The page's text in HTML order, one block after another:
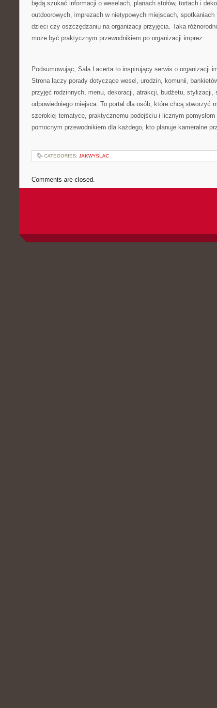
będą szukać informacji o weselach, planach stołów, tortach i
outdoorowych, imprezach w nietypowych miejscach,
dzieci czy oszczędzaniu na organizacji przyjęcia. Taka
może być praktycznym przewodnikiem po organizacji imprez.
Podsumowując, Sala Lacerta to inspirujący serwis o organizacji
Strona łączy porady dotyczące wesel, urodzin, komunii,
przyjęć rodzinnych, menu, dekoracji, atrakcji, budżetu, stylizacji,
odpowiedniego miejsca. To portal dla osób, które chcą stworzyć
szerokiej tematyce, praktycznemu podejściu i licznym
pomocnym przewodnikiem dla każdego, kto planuje kameralne
CATEGORIES: JAKWYSLAC
Comments are closed.